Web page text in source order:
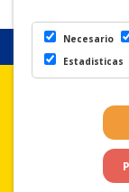
Aviso Legal
Copyright ©
Necesario
Estadisticas